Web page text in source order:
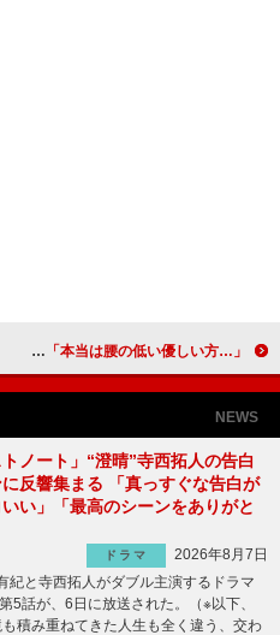
岡本夏生が浜崎あゆみの離婚に毒舌コメント 南明奈、「本当は腰の低い優しい方…」
NEWS
トノート」“澄晴”寺西拓人の告白
反響集まる 「真っすぐな告白が
い」「最高のシーンをありがと
ドラマ
2026年8月7日
紀と寺西拓人がダブル主演するドラマ
5話が、6日に放送された。（※以下、
積み重ねてきた人生も全く違う、交わ